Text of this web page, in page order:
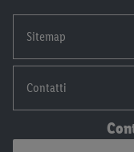
Sitemap
Contatti